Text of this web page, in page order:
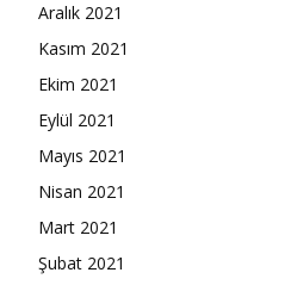
Aralık 2021
Kasım 2021
Ekim 2021
Eylül 2021
Mayıs 2021
Nisan 2021
Mart 2021
Şubat 2021